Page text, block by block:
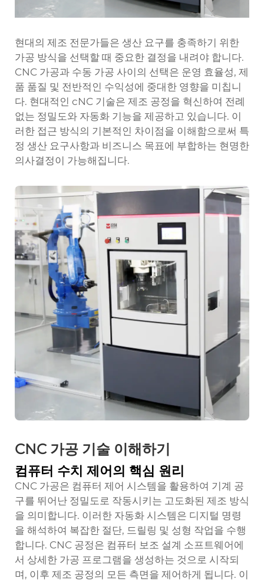
현대의 제조 전문가들은 생산 요구를 충족하기 위한
가공 방식을 선택할 때 중요한 결정을 내려야 합니다.
CNC 가공과 수동 가공 사이의 선택은 운영 효율성, 제
품 품질 및 전반적인 수익성에 중대한 영향을 미칩니
다. 현대적인 cNC 기술은 제조 공정을 혁신하여 전례
없는 정밀도와 자동화 기능을 제공하고 있습니다. 이
러한 접근 방식의 기본적인 차이점을 이해함으로써 특
정 생산 요구사항과 비즈니스 목표에 부합하는 현명한
의사결정이 가능해집니다.
CNC 가공 기술 이해하기
컴퓨터 수치 제어의 핵심 원리
CNC 가공은 컴퓨터 제어 시스템을 활용하여 기계 공
구를 뛰어난 정밀도로 작동시키는 고도화된 제조 방식
을 의미합니다. 이러한 자동화 시스템은 디지털 명령
을 해석하여 복잡한 절단, 드릴링 및 성형 작업을 수행
합니다. CNC 공정은 컴퓨터 보조 설계 소프트웨어에
서 상세한 가공 프로그램을 생성하는 것으로 시작되
며, 이후 제조 공정의 모든 측면을 제어하게 됩니다. 이